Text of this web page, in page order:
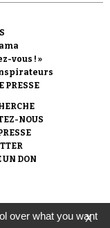
vous ! »
PRESSE
NOUS
UN DON
X
over what you want